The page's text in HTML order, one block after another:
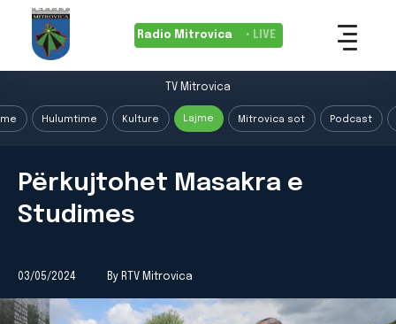
Radio Mitrovica • LIVE
TV Mitrovica
Hulumtime Kulture Lajme Mitrovica sot Podcast
Përkujtohet Masakra e
Studimes
03/05/2024 By RTV Mitrovica